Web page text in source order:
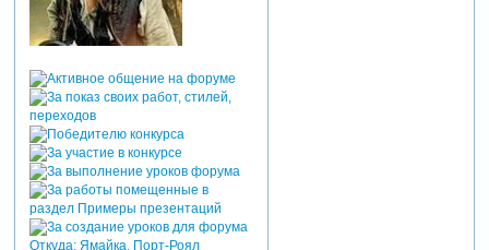
Откуда:Ямайка, Порт-Роял